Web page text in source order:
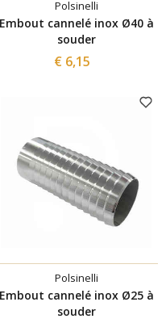
Polsinelli
Embout cannelé inox Ø40 à
souder
€ 6,15
Polsinelli
Embout cannelé inox Ø25 à
souder